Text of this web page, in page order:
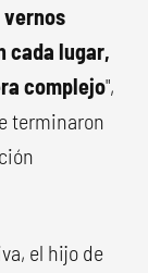
vernos
cada lugar,
complejo",
terminaron
el hijo de